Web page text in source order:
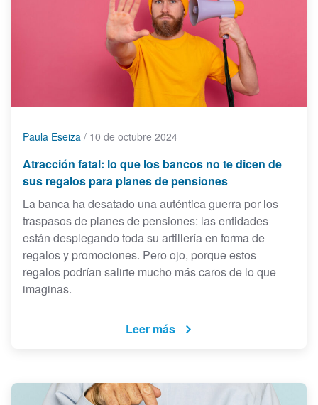
Paula Eseiza / 10 de octubre 2024
Atracción fatal: lo que los bancos no te dicen de
sus regalos para planes de pensiones
La banca ha desatado una auténtica guerra por los
traspasos de planes de pensiones: las entidades
están desplegando toda su artillería en forma de
regalos y promociones. Pero ojo, porque estos
regalos podrían salirte mucho más caros de lo que
imaginas.
Leer más